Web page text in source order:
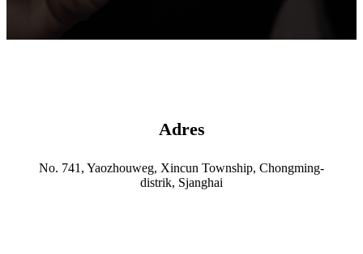
Adres
No. 741, Yaozhouweg, Xincun Township, Chongming-
distrik, Sjanghai